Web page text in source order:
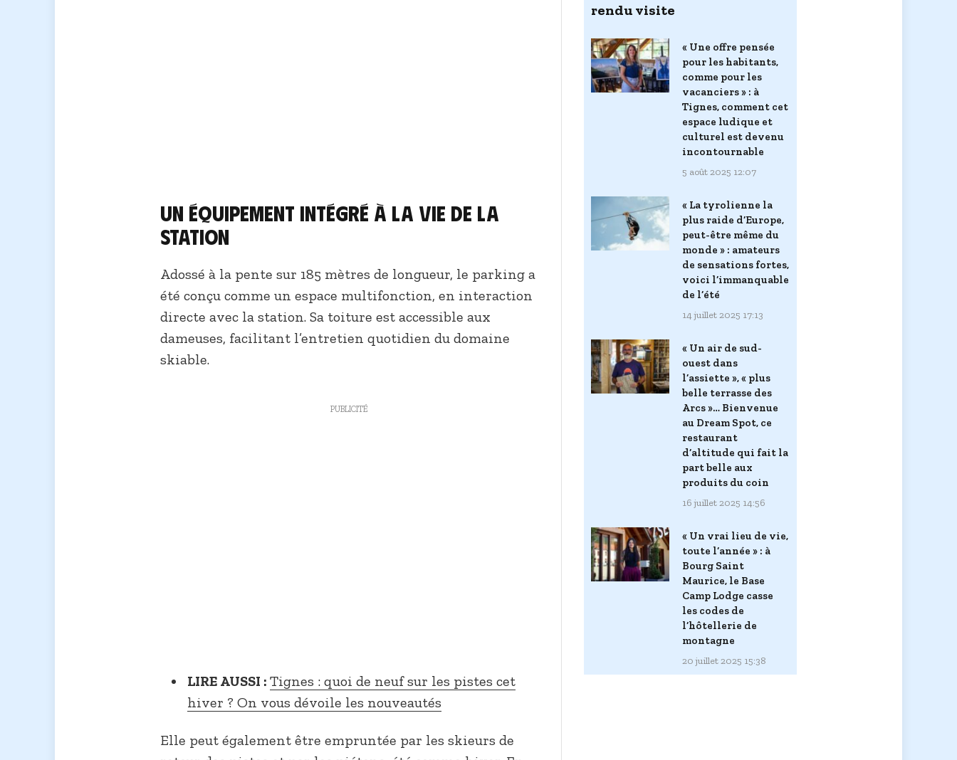
Un équipement intégré à la vie de la
station
Adossé à la pente sur 185 mètres de longueur, le parking a
été conçu comme un espace multifonction, en interaction
directe avec la station. Sa toiture est accessible aux
dameuses, facilitant l’entretien quotidien du domaine
skiable.
PUBLICITÉ
LIRE AUSSI : Tignes : quoi de neuf sur les pistes cet
hiver ? On vous dévoile les nouveautés
Elle peut également être empruntée par les skieurs de
rendu visite
« Une offre pensée
pour les habitants,
comme pour les
vacanciers » : à
Tignes, comment cet
espace ludique et
culturel est devenu
incontournable
5 août 2025 12:07
« La tyrolienne la
plus raide d’Europe,
peut-être même du
monde » : amateurs
de sensations fortes,
voici l’immanquable
de l’été
14 juillet 2025 17:13
« Un air de sud-
ouest dans
l’assiette », « plus
belle terrasse des
Arcs »… Bienvenue
au Dream Spot, ce
restaurant
d’altitude qui fait la
part belle aux
produits du coin
16 juillet 2025 14:56
« Un vrai lieu de vie,
toute l’année » : à
Bourg Saint
Maurice, le Base
Camp Lodge casse
les codes de
l’hôtellerie de
montagne
20 juillet 2025 15:38